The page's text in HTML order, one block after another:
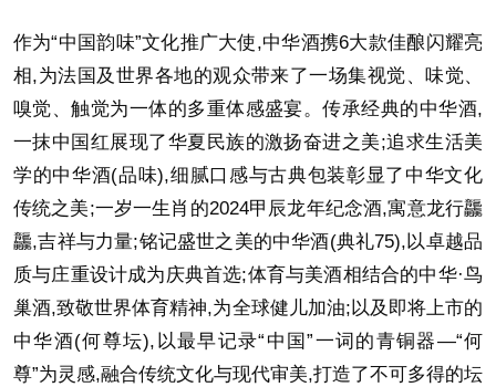
作为“中国韵味”文化推广大使,中华酒携6大款佳酿闪耀亮
相,为法国及世界各地的观众带来了一场集视觉、味觉、
嗅觉、触觉为一体的多重体感盛宴。传承经典的中华酒,
一抹中国红展现了华夏民族的激扬奋进之美;追求生活美
学的中华酒(品味),细腻口感与古典包装彰显了中华文化
传统之美;一岁一生肖的2024甲辰龙年纪念酒,寓意龙行龘
龘,吉祥与力量;铭记盛世之美的中华酒(典礼75),以卓越品
质与庄重设计成为庆典首选;体育与美酒相结合的中华·鸟
巢酒,致敬世界体育精神,为全球健儿加油;以及即将上市的
中华酒(何尊坛),以最早记录“中国”一词的青铜器—“何
尊”为灵感,融合传统文化与现代审美,打造了不可多得的坛